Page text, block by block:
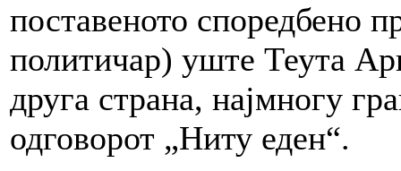
поставеното споредбено
политичар) уште Теута
друга страна, најмногу
одговорот „Ниту еден“.